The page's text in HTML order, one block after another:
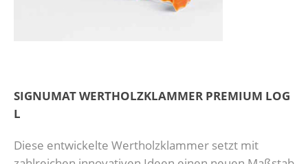
SIGNUMAT WERTHOLZKLAMMER PREMIUM LOG
L
Diese entwickelte Wertholzklammer setzt mit